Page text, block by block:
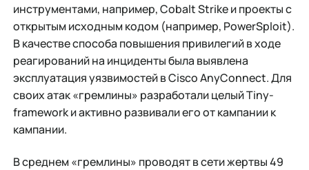
инструментами, например, Cobalt Strike и проекты с
открытым исходным кодом (например, PowerSploit).
В качестве способа повышения привилегий в ходе
реагирований на инциденты была выявлена
эксплуатация уязвимостей в Cisco AnyConnect. Для
своих атак «гремлины» разработали целый Tiny-
framework и активно развивали его от кампании к
кампании.
В среднем «гремлины» проводят в сети жертвы 49